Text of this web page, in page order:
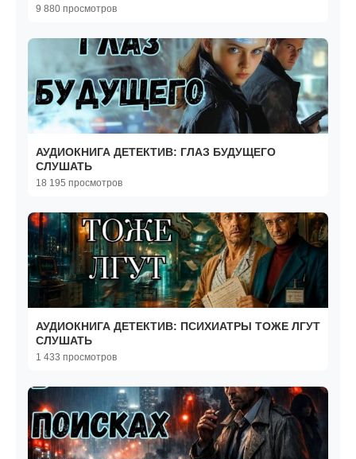
9 880 просмотров
АУДИОКНИГА ДЕТЕКТИВ: ГЛАЗ БУДУЩЕГО
СЛУШАТЬ
18 195 просмотров
АУДИОКНИГА ДЕТЕКТИВ: ПСИХИАТРЫ ТОЖЕ ЛГУТ
СЛУШАТЬ
1 433 просмотров